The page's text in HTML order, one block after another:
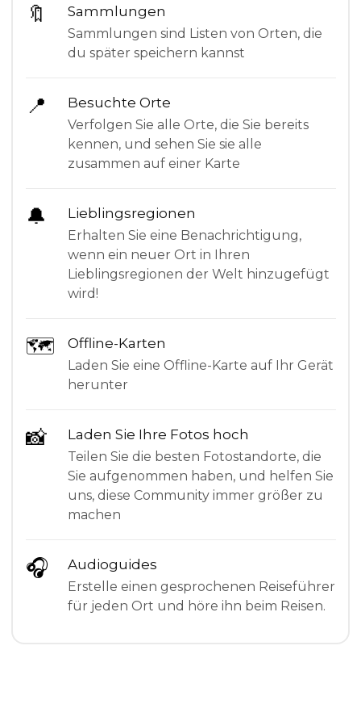
🔖 Sammlungen
Sammlungen sind Listen von Orten, die
du später speichern kannst
📍 Besuchte Orte
Verfolgen Sie alle Orte, die Sie bereits
kennen, und sehen Sie sie alle
zusammen auf einer Karte
🔔 Lieblingsregionen
Erhalten Sie eine Benachrichtigung,
wenn ein neuer Ort in Ihren
Lieblingsregionen der Welt hinzugefügt
wird!
🗺 Offline-Karten
Laden Sie eine Offline-Karte auf Ihr Gerät
herunter
📸 Laden Sie Ihre Fotos hoch
Teilen Sie die besten Fotostandorte, die
Sie aufgenommen haben, und helfen Sie
uns, diese Community immer größer zu
machen
🎧 Audioguides
Erstelle einen gesprochenen Reiseführer
für jeden Ort und höre ihn beim Reisen.